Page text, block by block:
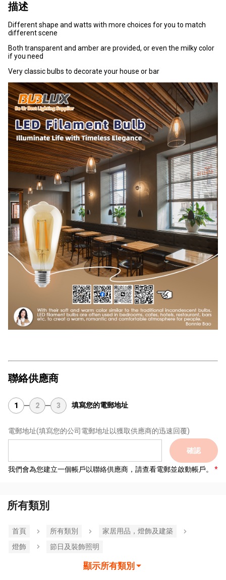
描述
Different shape and watts with more choices for you to match
different scene
Both transparent and amber are provided, or even the milky color
if you need
Very classic bulbs to decorate your house or bar
聯絡供應商
1 2 3 填寫您的電郵地址
電郵地址(填寫您的公司電郵地址以獲取供應商的迅速回覆)
確認
我們會為您建立一個帳戶以聯絡供應商，請查看電郵並啟動帳戶。
所有類別
首頁 所有類別
家居用品，燈飾及建築
燈飾
節日及裝飾照明
顯示所有類別